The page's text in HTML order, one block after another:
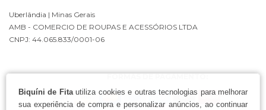
Biquíni de Fitautiliza cookies e outras tecnologias para melhorar
sua experiência de compra e personalizar anúncios, ao continuar
Uberlândia | Minas Gerais
AMB - COMERCIO DE ROUPAS E ACESSÓRIOS LTDA
CNPJ: 44.065.833/0001-06